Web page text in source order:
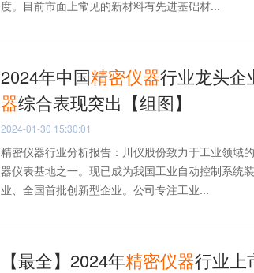
度。目前市面上常见的新材料有先进基础材...
2024年中国精密仪器行业龙头企
器综合表现突出【组图】
2024-01-30 15:30:01
精密仪器行业分析报告：川仪股份致力于工业领域
器仪表基地之一。现已成为我国工业自动控制系统
业、全国首批创新型企业。公司专注工业...
【最全】2024年精密仪器行业上